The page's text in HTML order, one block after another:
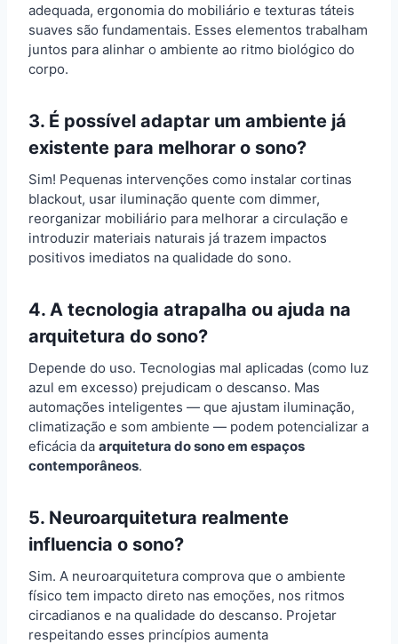
adequada, ergonomia do mobiliário e texturas táteis
suaves são fundamentais. Esses elementos trabalham
juntos para alinhar o ambiente ao ritmo biológico do
corpo.
3. É possível adaptar um ambiente já
existente para melhorar o sono?
Sim! Pequenas intervenções como instalar cortinas
blackout, usar iluminação quente com dimmer,
reorganizar mobiliário para melhorar a circulação e
introduzir materiais naturais já trazem impactos
positivos imediatos na qualidade do sono.
4. A tecnologia atrapalha ou ajuda na
arquitetura do sono?
Depende do uso. Tecnologias mal aplicadas (como luz
azul em excesso) prejudicam o descanso. Mas
automações inteligentes — que ajustam iluminação,
climatização e som ambiente — podem potencializar a
eficácia da arquitetura do sono em espaços
contemporâneos.
5. Neuroarquitetura realmente
influencia o sono?
Sim. A neuroarquitetura comprova que o ambiente
físico tem impacto direto nas emoções, nos ritmos
circadianos e na qualidade do descanso. Projetar
respeitando esses princípios aumenta